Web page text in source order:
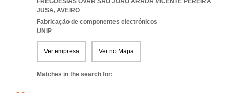
JUSA, AVEIRO
Fabricação de componentes electrónicos
UNIP
Ver empresa Ver no Mapa
Matches in the search for: